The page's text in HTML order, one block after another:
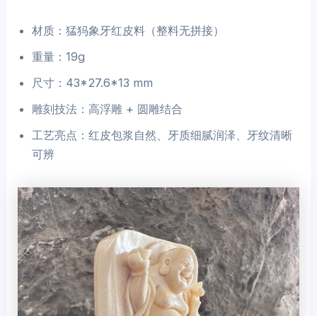
材质：猛犸象牙红皮料（整料无拼接）
重量：19g
尺寸：43*27.6*13 mm
雕刻技法：高浮雕 + 圆雕结合
工艺亮点：红皮包浆自然、牙质细腻润泽、牙纹清晰
可辨